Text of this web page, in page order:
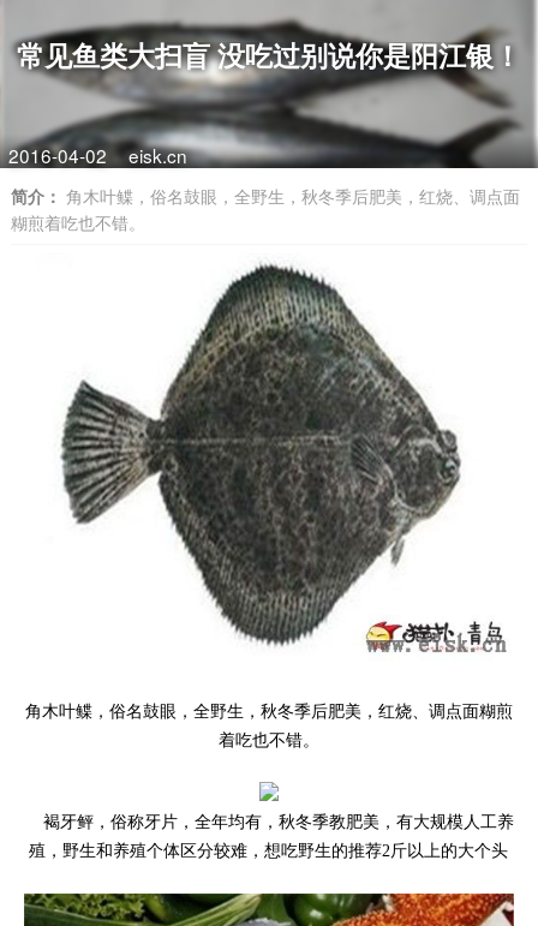
常见鱼类大扫盲 没吃过别说你是阳江银！
2016-04-02 eisk.cn
简介： 角木叶鲽，俗名鼓眼，全野生，秋冬季后肥美，红烧、调点面
糊煎着吃也不错。
角木叶鲽，俗名鼓眼，全野生，秋冬季后肥美，红烧、调点面糊煎
着吃也不错。
褐牙鲆，俗称牙片，全年均有，秋冬季教肥美，有大规模人工养
殖，野生和养殖个体区分较难，想吃野生的推荐2斤以上的大个头